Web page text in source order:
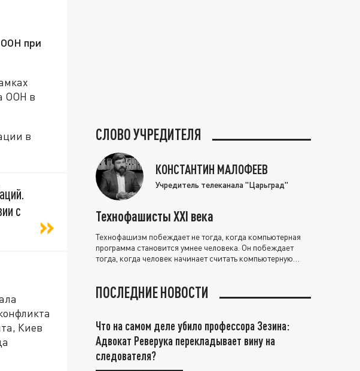
при
ООН в
в
с
Киев
СЛОВО УЧРЕДИТЕЛЯ
КОНСТАНТИН МАЛОФЕЕВ
Учредитель телеканала "Царьград"
Технофашисты XXI века
Технофашизм побеждает не тогда, когда компьютерная
программа становится умнее человека. Он побеждает
тогда, когда человек начинает считать компьютерную
ПОСЛЕДНИЕ НОВОСТИ
Что на самом деле убило профессора Зезина:
Адвокат Реверука перекладывает вину на
следователя?